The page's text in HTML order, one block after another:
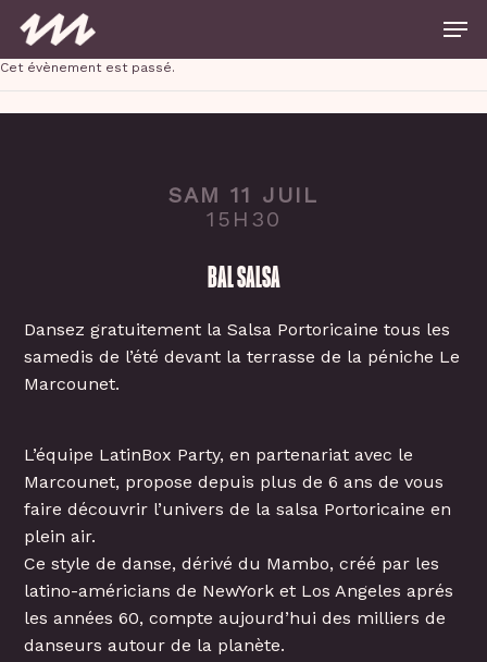
main
content
Cet évènement est passé.
SAM 11 JUIL
15H30
BAL SALSA
Dansez gratuitement la Salsa Portoricaine tous les
samedis de l’été devant la terrasse de la péniche Le
Marcounet.
L’équipe LatinBox Party, en partenariat avec le
Marcounet, propose depuis plus de 6 ans de vous
faire découvrir l’univers de la salsa Portoricaine en
plein air.
Ce style de danse, dérivé du Mambo, créé par les
latino-américians de NewYork et Los Angeles aprés
les années 60, compte aujourd’hui des milliers de
danseurs autour de la planète.
Close